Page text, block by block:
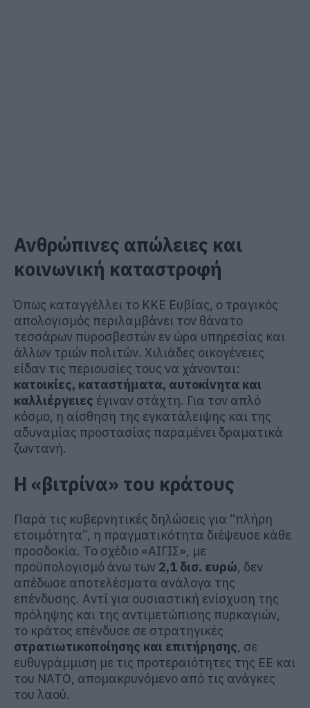
Ανθρώπινες απώλειες και
κοινωνική καταστροφή
Όπως καταγγέλλει το ΚΚΕ Ευβίας, ο τραγικός
απολογισμός περιλαμβάνει τον θάνατο
τεσσάρων πυροσβεστών εν ώρα υπηρεσίας και
άλλων τριών πολιτών. Χιλιάδες οικογένειες
είδαν τις περιουσίες τους να χάνονται:
κατοικίες, καταστήματα, αυτοκίνητα και
καλλιέργειες έγιναν στάχτη. Για τον απλό
κόσμο, η αίσθηση της εγκατάλειψης και της
αδυναμίας προστασίας παραμένει δραματικά
ζωντανή.
Η «βιτρίνα» του κράτους
Παρά τις κυβερνητικές δηλώσεις για “πλήρη
ετοιμότητα”, η πραγματικότητα διέψευσε κάθε
προσδοκία. Το σχέδιο «ΑΙΓΙΣ», με
προϋπολογισμό άνω των 2,1 δισ. ευρώ, δεν
απέδωσε αποτελέσματα ανάλογα της
επένδυσης. Αντί για ουσιαστική ενίσχυση της
πρόληψης και της αντιμετώπισης πυρκαγιών,
το κράτος επένδυσε σε στρατηγικές
στρατιωτικοποίησης και επιτήρησης, σε
ευθυγράμμιση με τις προτεραιότητες της ΕΕ και
του ΝΑΤΟ, απομακρυνόμενο από τις ανάγκες
του λαού.